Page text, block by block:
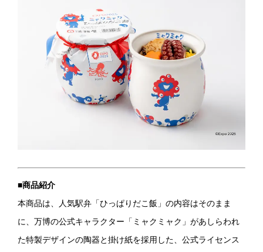
■商品紹介
本商品は、人気駅弁「ひっぱりだこ飯」の内容はそのまま
に、万博の公式キャラクター「ミャクミャク」があしらわれ
た特製デザインの陶器と掛け紙を採用した、公式ライセンス